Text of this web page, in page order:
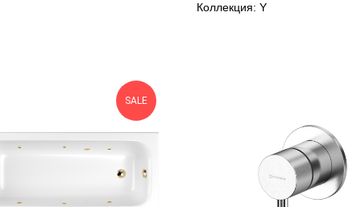
Коллекция: Y
SALE